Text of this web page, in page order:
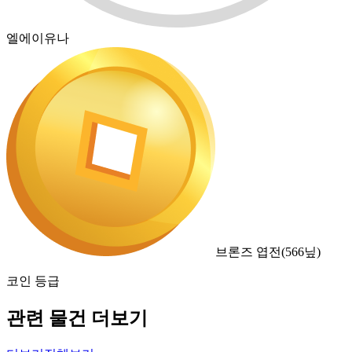
엘에이유나
브론즈 엽전(566닢)
코인 등급
관련 물건 더보기